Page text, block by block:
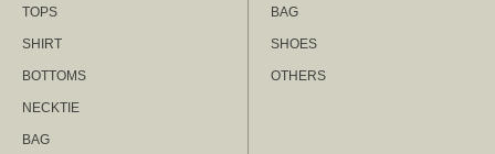
TOPS
SHIRT
BOTTOMS
NECKTIE
BAG
BAG
SHOES
OTHERS